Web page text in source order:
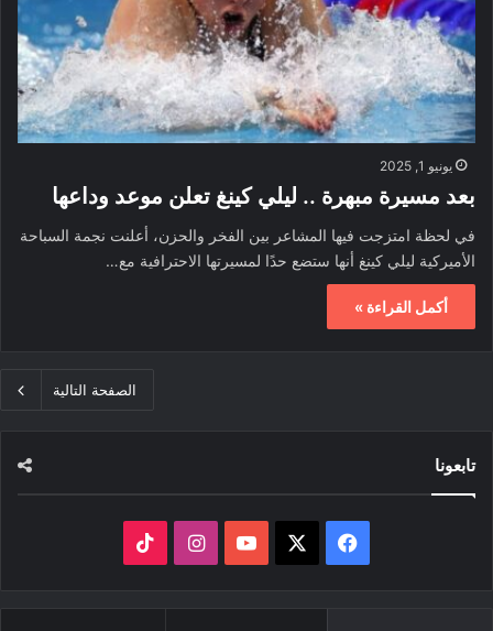
يونيو 1, 2025
بعد مسيرة مبهرة .. ليلي كينغ تعلن موعد وداعها
في لحظة امتزجت فيها المشاعر بين الفخر والحزن، أعلنت نجمة السباحة
الأميركية ليلي كينغ أنها ستضع حدًا لمسيرتها الاحترافية مع…
أكمل القراءة »
الصفحة التالية
تابعونا